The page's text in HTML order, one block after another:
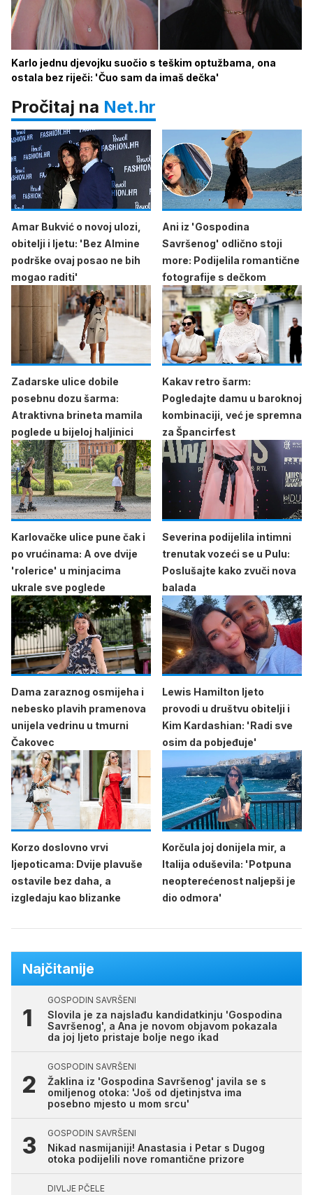
Karlo jednu djevojku suočio s teškim optužbama, ona
ostala bez riječi: 'Čuo sam da imaš dečka'
Pročitaj na Net.hr
Amar Bukvić o novoj ulozi,
obitelji i ljetu: 'Bez Almine
podrške ovaj posao ne bih
mogao raditi'
Ani iz 'Gospodina
Savršenog' odlično stoji
more: Podijelila romantične
fotografije s dečkom
Zadarske ulice dobile
posebnu dozu šarma:
Atraktivna brineta mamila
poglede u bijeloj haljinici
Kakav retro šarm:
Pogledajte damu u baroknoj
kombinaciji, već je spremna
za Špancirfest
Karlovačke ulice pune čak i
po vrućinama: A ove dvije
'rolerice' u minjacima
ukrale sve poglede
Severina podijelila intimni
trenutak vozeći se u Pulu:
Poslušajte kako zvuči nova
balada
Dama zaraznog osmijeha i
nebesko plavih pramenova
unijela vedrinu u tmurni
Čakovec
Lewis Hamilton ljeto
provodi u društvu obitelji i
Kim Kardashian: 'Radi sve
osim da pobjeđuje'
Korzo doslovno vrvi
ljepoticama: Dvije plavuše
ostavile bez daha, a
izgledaju kao blizanke
Korčula joj donijela mir, a
Italija oduševila: 'Potpuna
neopterećenost naljepši je
dio odmora'
Najčitanije
GOSPODIN SAVRŠENI
Slovila je za najslađu kandidatkinju 'Gospodina
Savršenog', a Ana je novom objavom pokazala
da joj ljeto pristaje bolje nego ikad
GOSPODIN SAVRŠENI
Žaklina iz 'Gospodina Savršenog' javila se s
omiljenog otoka: 'Još od djetinjstva ima
posebno mjesto u mom srcu'
GOSPODIN SAVRŠENI
Nikad nasmijaniji! Anastasia i Petar s Dugog
otoka podijelili nove romantične prizore
DIVLJE PČELE